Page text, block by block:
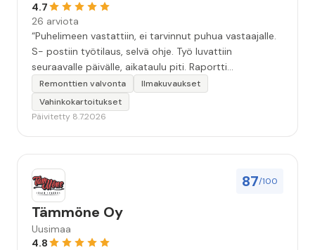
4.7
26 arviota
“Puhelimeen vastattiin, ei tarvinnut puhua vastaajalle.
S- postiin työtilaus, selvä ohje. Työ luvattiin
seuraavalle päivälle, aikataulu piti. Raportti
kartoituksesta tuli vielä samana päivänä..Kattava
selvitys. Työn kuvaus havannoillistettiin selvästi.
Remonttien valvonta
Ilmakuvaukset
Vahinkokartoitukset
Päivitetty 8.7.2026
87/100
Tämmöne Oy
Uusimaa
4.8